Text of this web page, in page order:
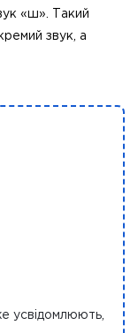
«ш». Такий
звук, а
усвідомлюють,